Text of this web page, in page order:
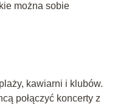
można sobie
kawiarni i klubów.
połączyć koncerty z